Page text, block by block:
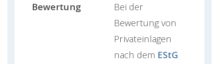
Bewertung
Bei der
Bewertung von
Privateinlagen
nach dem EStG